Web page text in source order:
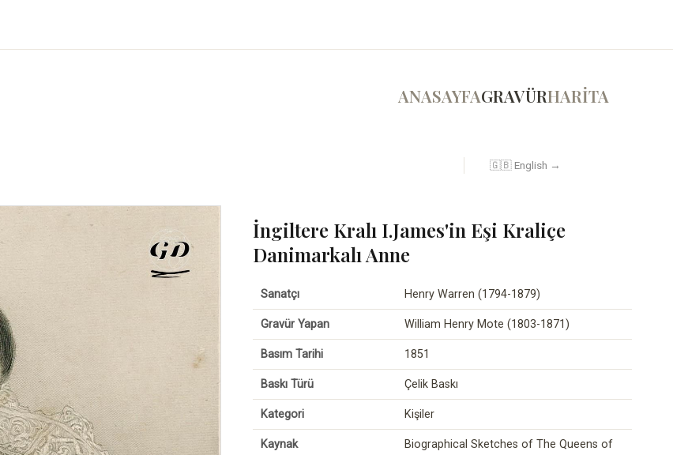
ANASAYFAGRAVÜRHARİTA
🇬🇧 English →
İngiltere Kralı I.James'in Eşi Kraliçe
Danimarkalı Anne
Sanatçı Henry Warren (1794-1879)
Gravür Yapan William Henry Mote (1803-1871)
Basım Tarihi 1851
Baskı Türü Çelik Baskı
Kategori Kişiler
Kaynak
Biographical Sketches of The Queens of